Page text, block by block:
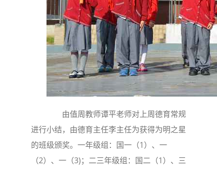
由值周教师谭平老师对上周德育常规
进行小结，由德育主任李主任为获得为明之星
的班级颁奖。一年级组：国一（1）、一
（2）、一（3)；二三年级组：国二（1）、三